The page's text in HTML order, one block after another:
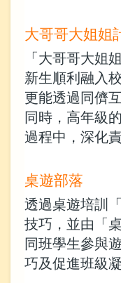
大哥哥大姐姐
「大哥哥大姐
新生順利融入
更能透過同儕
同時，高年級
過程中，深化
桌遊部落
透過桌遊培訓
技巧，並由「
同班學生參與
巧及促進班級